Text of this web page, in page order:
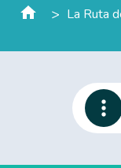
> La Ruta